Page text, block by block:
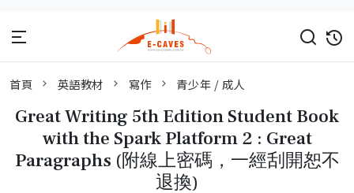
首頁 英語教材 寫作 青少年 / 成人
Great Writing 5th Edition Student Book
with the Spark Platform 2 : Great
Paragraphs (附線上密碼，一經刮開恕不
退換)